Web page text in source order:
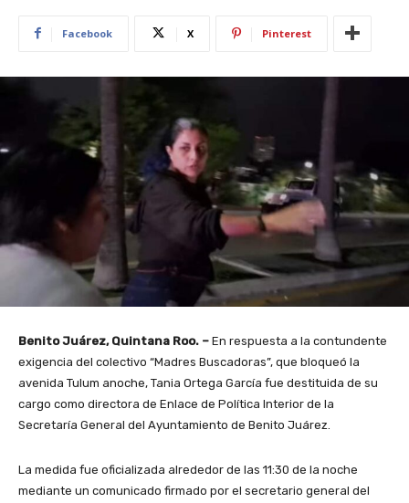
Facebook X Pinterest
Benito Juárez, Quintana Roo. – En respuesta a la contundente
exigencia del colectivo “Madres Buscadoras”, que bloqueó la
avenida Tulum anoche, Tania Ortega García fue destituida de su
cargo como directora de Enlace de Política Interior de la
Secretaría General del Ayuntamiento de Benito Juárez.
La medida fue oficializada alrededor de las 11:30 de la noche
mediante un comunicado firmado por el secretario general del